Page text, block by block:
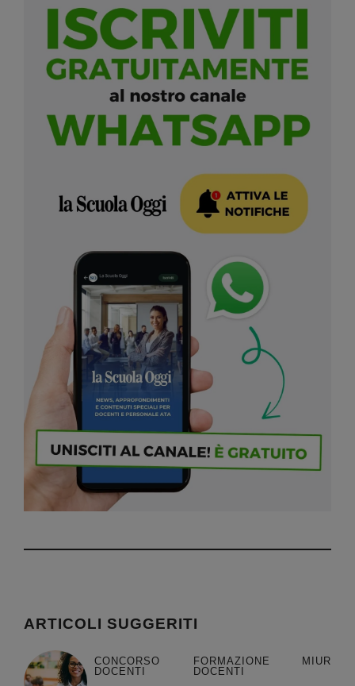
ARTICOLI SUGGERITI
CONCORSO
DOCENTI
FORMAZIONE
DOCENTI
MIUR